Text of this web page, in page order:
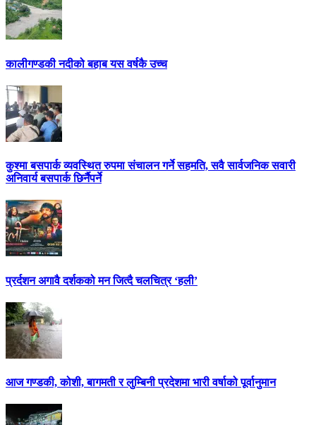
कालीगण्डकी नदीको बहाब यस वर्षकै उच्च
कुश्मा बसपार्क व्यवस्थित रुपमा संचालन गर्ने सहमति, सवै सार्वजनिक सवारी
अनिवार्य बसपार्क छिर्नैपर्ने
प्रर्दशन अगावै दर्शकको मन जित्दै चलचित्र ‘हली’
आज गण्डकी, कोशी, बागमती र लुम्बिनी प्रदेशमा भारी वर्षाको पूर्वानुमान